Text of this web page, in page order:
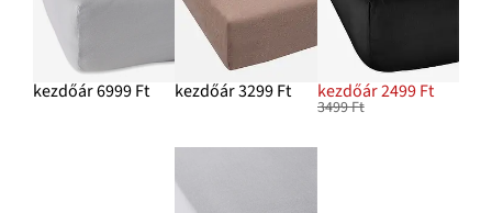
kezdőár 6999 Ft kezdőár 3299 Ft kezdőár 2499 Ft
3499 Ft